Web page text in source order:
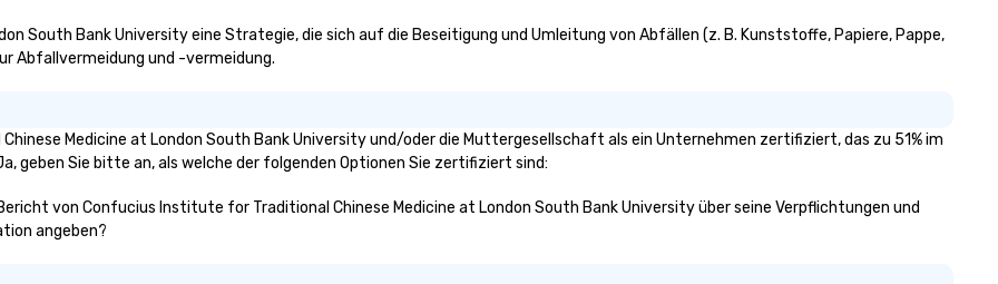
South Bank University eine Strategie, die sich auf die Beseitigung und Umleitung von Abfällen (z. B. Kunststoffe, Papiere, Pappe,
Abfallvermeidung und -vermeidung.
Medicine at London South Bank University und/oder die Muttergesellschaft als ein Unternehmen zertifiziert, das zu 51% im
geben Sie bitte an, als welche der folgenden Optionen Sie zertifiziert sind:
von Confucius Institute for Traditional Chinese Medicine at London South Bank University über seine Verpflichtungen und
angeben?